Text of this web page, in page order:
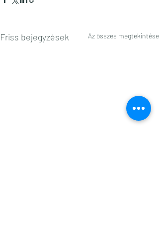
Friss bejegyzések Az összes megtekintése